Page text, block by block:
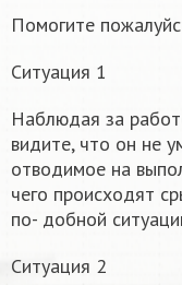
Помогите
Ситуация 1
Наблюдая за
видите, что он не
отводимое на
чего происходят
по- добной
Ситуация 2